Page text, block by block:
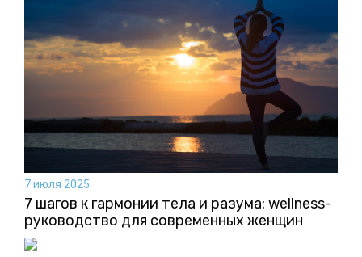
7 июля 2025
7 шагов к гармонии тела и разума: wellness-
руководство для современных женщин